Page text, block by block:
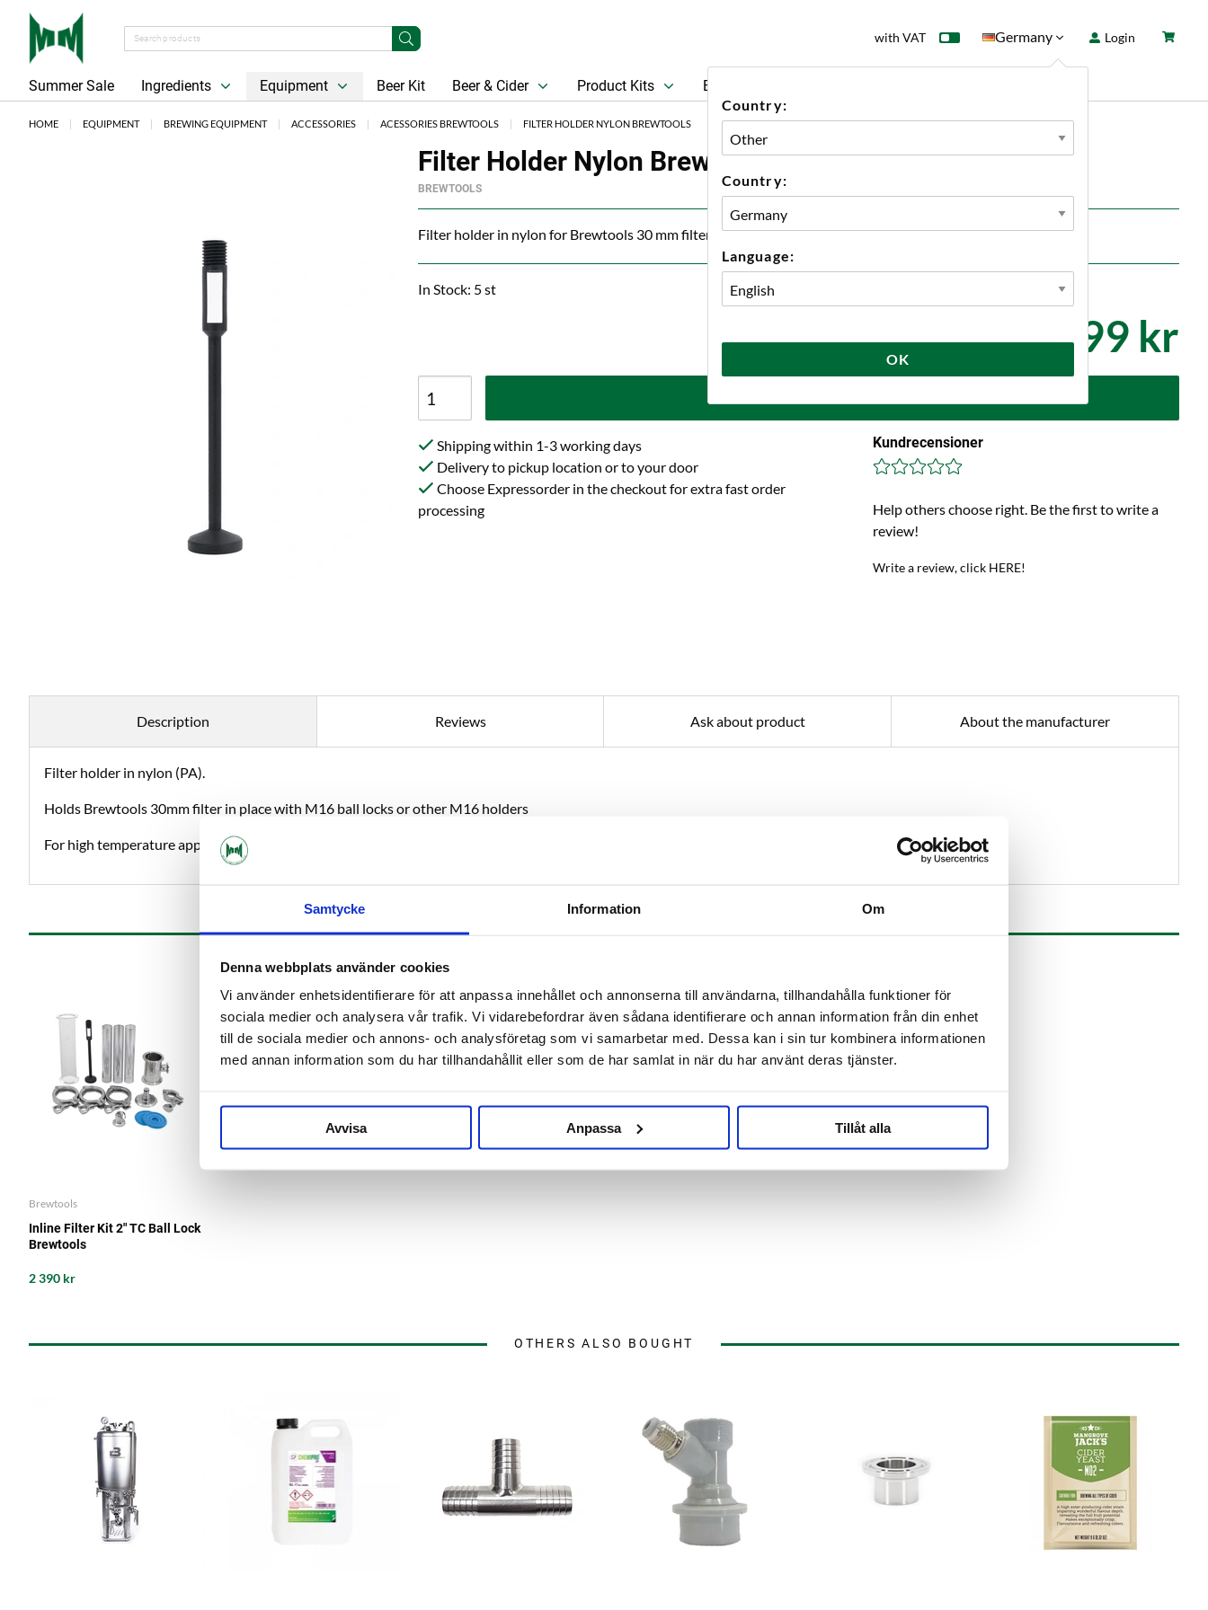
Samtycke Information Om
Denna webbplats använder cookies
Vi använder enhetsidentifierare för att anpassa innehållet och annonserna till användarna, tillhandahålla funktioner för
sociala medier och analysera vår trafik. Vi vidarebefordrar även sådana identifierare och annan information från din enhet
till de sociala medier och annons- och analysföretag som vi samarbetar med. Dessa kan i sin tur kombinera informationen
med annan information som du har tillhandahållit eller som de har samlat in när du har använt deras tjänster.
Avvisa Anpassa Tillåt alla
with VAT Germany
Country:
Country:
Language:
OK
Login
Summer Sale Ingredients Equipment Beer Kit Beer & Cider Product Kits Beer
HOME EQUIPMENT BREWING EQUIPMENT ACCESSORIES ACESSORIES BREWTOOLS FILTER HOLDER NYLON BREWTOOLS
Filter Holder Nylon Brewtools
BREWTOOLS
Filter holder in nylon for Brewtools 30 mm filter
In Stock: 5 st
99 kr
Shipping within 1-3 working days
Delivery to pickup location or to your door
Choose Expressorder in the checkout for extra fast order
processing
Kundrecensioner
Help others choose right. Be the first to write a
review!
Write a review, click HERE!
Description Reviews Ask about product About the manufacturer
Filter holder in nylon (PA).
Holds Brewtools 30mm filter in place with M16 ball locks or other M16 holders
For high temperature applications we recommend the stainless steel version.
Brewtools
Inline Filter Kit 2" TC Ball Lock
Brewtools
2 390 kr
OTHERS ALSO BOUGHT